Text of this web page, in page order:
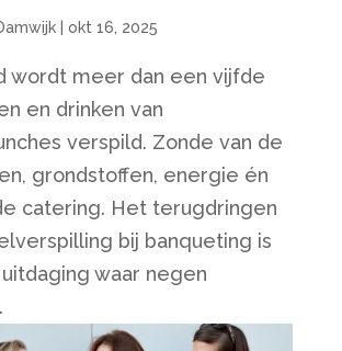
| okt 16, 2025
wordt meer dan een vijfde
en drinken van
verspild. Zonde van de
grondstoffen, energie én
catering. Het terugdringen
bij banqueting is
waar negen